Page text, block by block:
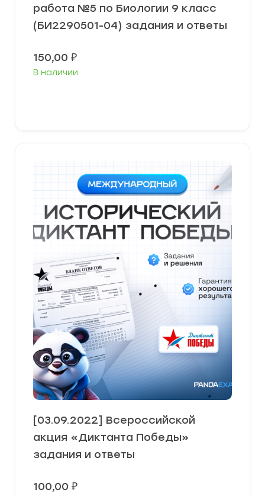
работа №5 по Биологии 9 класс
(БИ2290501-04) задания и ответы
150,00 ₽
В наличии
[03.09.2022] Всероссийской
акция «Диктанта Победы»
задания и ответы
100,00 ₽